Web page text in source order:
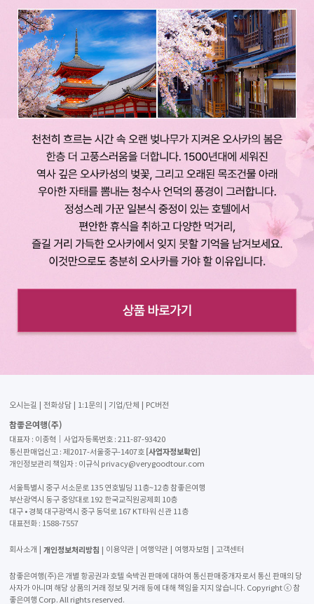
오시는길 전화상담 1:1문의 기업/단체 PC버전
참좋은여행(주)
대표자 : 이종혁│사업자등록번호 : 211-87-93420
통신판매업신고 : 제2017-서울중구-1407호 [사업자정보확인]
개인정보관리 책임자 : 이규식 privacy@verygoodtour.com
서울특별시 중구 서소문로 135 연호빌딩 11층~12층 참좋은여행
부산광역시 동구 중앙대로 192 한국교직원공제회 10층
대구 • 경북 대구광역시 중구 동덕로 167 KT타워 신관 11층
대표전화 : 1588-7557
회사소개 개인정보처리방침 이용약관 여행약관 여행자보험 고객센터
참좋은여행(주)은 개별 항공권과 호텔 숙박권 판매에 대하여 통신판매중개자로서 통신 판매의 당
사자가 아니며 해당 상품의 거래 정보 및 거래 등에 대해 책임을 지지 않습니다. Copyright ⓒ 참
좋은여행 Corp. All rights reserved.